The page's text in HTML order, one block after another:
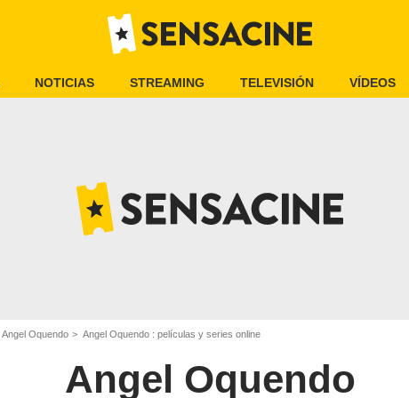
NOTICIAS STREAMING TELEVISIÓN VÍDEOS
Angel Oquendo Angel Oquendo : películas y series online
Angel Oquendo